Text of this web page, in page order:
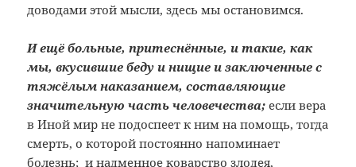
доводами этой мысли, здесь мы остановимся.
И ещё больные, притеснённые, и такие, как
мы, вкусившие беду и нищие и заключенные с
тяжёлым наказанием, составляющие
значительную часть человечества; если вера
в Иной мир не подоспеет к ним на помощь, тогда
смерть, о которой постоянно напоминает
болезнь; и надменное коварство злодея,